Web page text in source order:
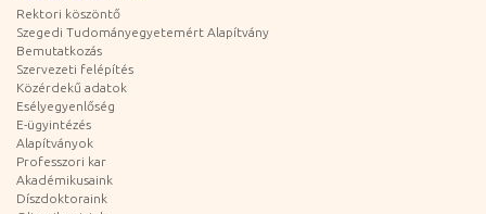
Rektori köszöntő
Szegedi Tudományegyetemért Alapítvány
Bemutatkozás
Szervezeti felépítés
Közérdekű adatok
Esélyegyenlőség
E-ügyintézés
Alapítványok
Professzori kar
Akadémikusaink
Díszdoktoraink